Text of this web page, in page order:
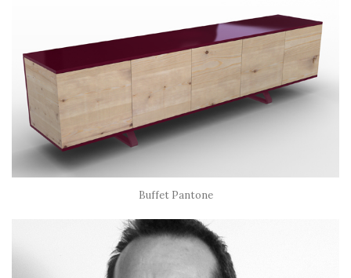
Buffet Pantone